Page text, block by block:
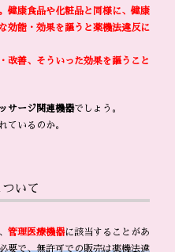
健康食品や化粧品と同様に、健康
効能・効果を謳うと薬機法違反に
改善、そういった効果を謳うこと
サージ関連機器でしょう。
ているのか。
いて
管理医療機器に該当することがあ
要で、無許可での販売は薬機法違